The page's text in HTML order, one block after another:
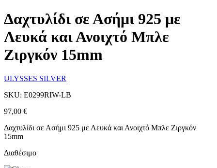
Δαχτυλίδι σε Ασήμι 925 με
Λευκά και Ανοιχτό Μπλε
Ζιργκόν 15mm
ULYSSES SILVER
SKU: E0299RIW-LB
97,00 €
Δαχτυλίδι σε Ασήμι 925 με Λευκά και Ανοιχτό Μπλε Ζιργκόν
15mm
Διαθέσιμο